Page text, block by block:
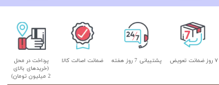
پشتیبانی 7 روز هفته
پرداخت در محل
(خریدهای بالای
2 میلیون تومان)
۷ روز ضمانت تعویض ضمانت اصالت کالا